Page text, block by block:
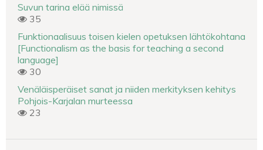
Suvun tarina elää nimissä
35
Funktionaalisuus toisen kielen opetuksen lähtökohtana
[Functionalism as the basis for teaching a second
language]
30
Venäläisperäiset sanat ja niiden merkityksen kehitys
Pohjois-Karjalan murteessa
23